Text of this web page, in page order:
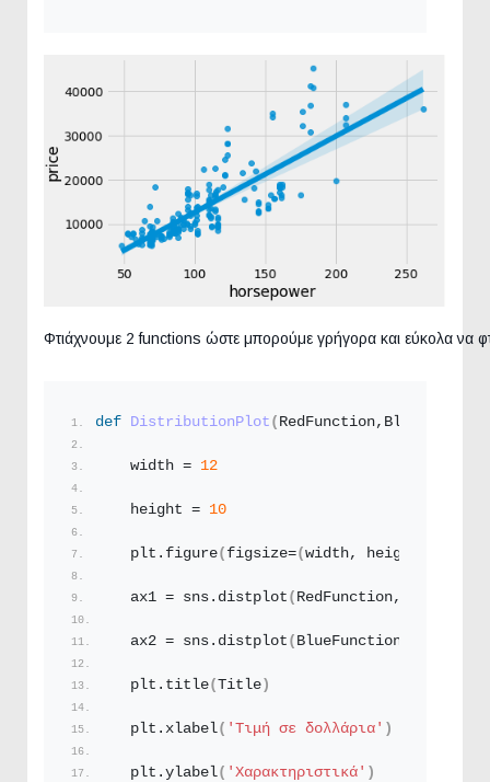
Φτιάχνουμε 2 functions ώστε μπορούμε γρήγορα και εύκολα να
def DistributionPlot (
    width =
12
    height =
10
    plt.
figure( figsize=(width, height
    ax1 = sns.
distplot ( RedFunction, hist=
    ax2 = sns.
distplot ( BlueFunction, hist=
    plt.
title(Title)
    plt.
xlabel( 'Τιμή σε δολλάρια' )
    plt.
ylabel( 'Χαρακτηριστικά' )